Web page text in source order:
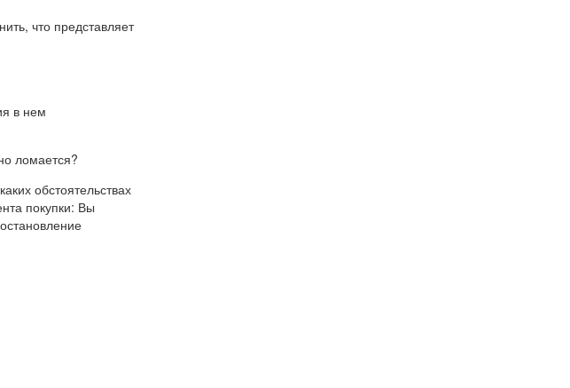
что представляет
в нем
ломается?
обстоятельствах
покупки: Вы